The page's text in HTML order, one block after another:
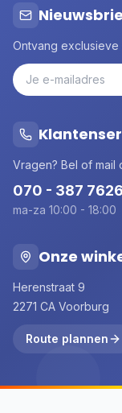
Ontvang
Vragen? Bel of mail
070 - 387 7626
ma-za 10:00 - 18:00
Onze
Herenstraat 9
2271 CA Voorburg
Route plannen